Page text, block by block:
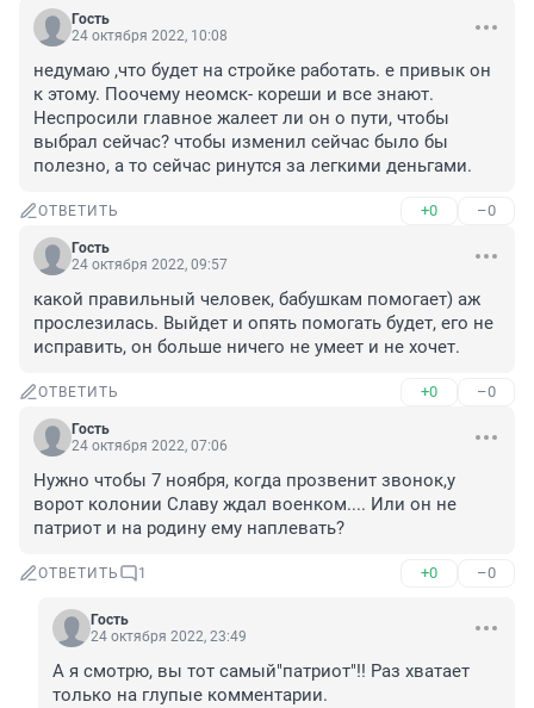
Гость
24 октября 2022, 10:08
недумаю ,что будет на стройке работать. е привык он
к этому. Поочему неомск- кореши и все знают.
Неспросили главное жалеет ли он о пути, чтобы
выбрал сейчас? чтобы изменил сейчас было бы
полезно, а то сейчас ринутся за легкими деньгами.
ОТВЕТИТЬ +0 –0
Гость
24 октября 2022, 09:57
какой правильный человек, бабушкам помогает) аж
прослезилась. Выйдет и опять помогать будет, его не
исправить, он больше ничего не умеет и не хочет.
ОТВЕТИТЬ +0 –0
Гость
24 октября 2022, 07:06
Нужно чтобы 7 ноября, когда прозвенит звонок,у
ворот колонии Славу ждал военком.... Или он не
патриот и на родину ему наплевать?
ОТВЕТИТЬ 1 +0 –0
Гость
24 октября 2022, 23:49
А я смотрю, вы тот самый"патриот"!! Раз хватает
только на глупые комментарии.